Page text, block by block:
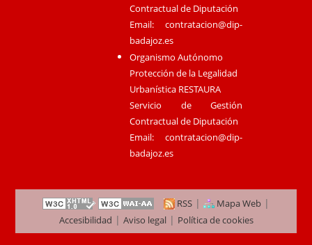
Contractual de Diputación
Email:contratacion@dip-
badajoz.es
Organismo Autónomo
Protección de la Legalidad
Urbanística RESTAURA
Servicio de Gestión
Contractual de Diputación
Email:contratacion@dip-
badajoz.es
RSS | Mapa Web |
Accesibilidad | Aviso legal| Política de cookies